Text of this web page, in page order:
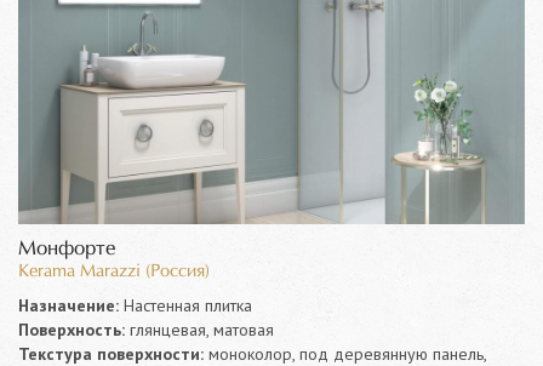
Монфорте
Kerama Marazzi (Россия)
Назначение: Настенная плитка
Поверхность: глянцевая, матовая
Текстура поверхности: моноколор, под деревянную панель,